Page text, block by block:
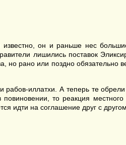
он и раньше нес
лишились поставок
но рано или поздно обязательно
иллатхи. А теперь те
то реакция
идти на соглашение друг с другом.